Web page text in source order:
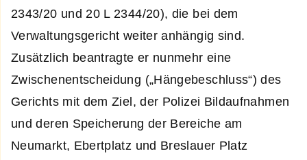
2343/20 und 20 L 2344/20), die bei dem
Verwaltungsgericht weiter anhängig sind.
Zusätzlich beantragte er nunmehr eine
Zwischenentscheidung („Hängebeschluss“) des
Gerichts mit dem Ziel, der Polizei Bildaufnahmen
und deren Speicherung der Bereiche am
Neumarkt, Ebertplatz und Breslauer Platz